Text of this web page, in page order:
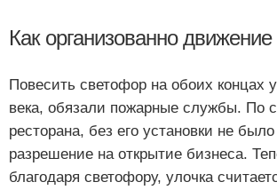
Как организованно движение
Повесить светофор на обоих концах
века, обязали пожарные службы. По
ресторана, без его установки не
разрешение на открытие бизнеса.
благодаря светофору, улочка